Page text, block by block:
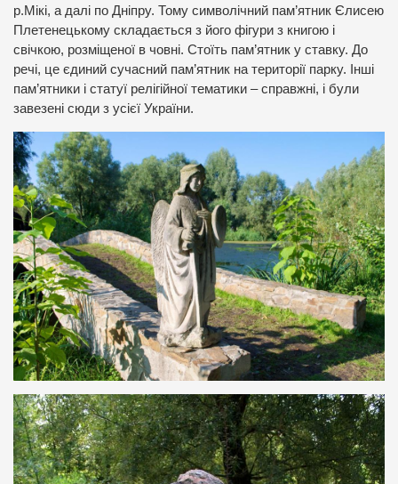
р.Мікі, а далі по Дніпру. Тому символічний пам’ятник Єлисею
Плетенецькому складається з його фігури з книгою і
свічкою, розміщеної в човні. Стоїть пам’ятник у ставку. До
речі, це єдиний сучасний пам’ятник на території парку. Інші
пам’ятники і статуї релігійної тематики – справжні, і були
завезені сюди з усієї України.